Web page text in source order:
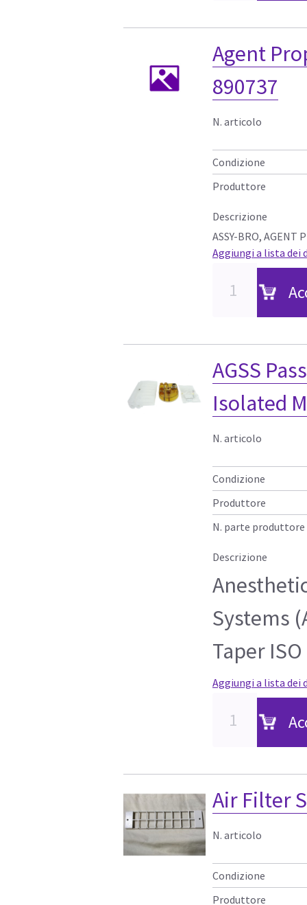
Agent
890737
N. articolo
Condizione
Produttore
Descrizione
ASSY-BRO, AGENT
Aggiungi a lista dei
AGSS
Isolated
N. articolo
Condizione
Produttore
N. parte produttore
Descrizione
Systems
Taper
Aggiungi a lista dei
Air Filter
N. articolo
Condizione
Produttore